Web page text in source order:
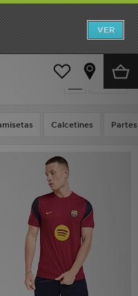
VER
Calcetines